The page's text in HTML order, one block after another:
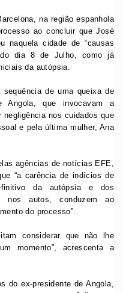
na região espanhola
ao concluir que José
naquela cidade de “causas
dia 8 de Julho, como já
da autópsia.
de uma queixa de
Angola, que invocavam a
nos cuidados que
e pela última mulher, Ana
agências de notícias EFE,
“a carência de indícios de
da autópsia e dos
nos autos, conduzem ao
do processo”.
considerar que não lhe
momento”, acrescenta a
do ex-presidente de Angola,